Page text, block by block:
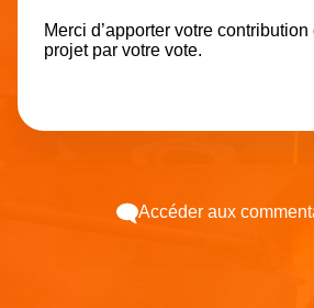
Merci d’apporter votre
projet par votre vote.
Accéder aux